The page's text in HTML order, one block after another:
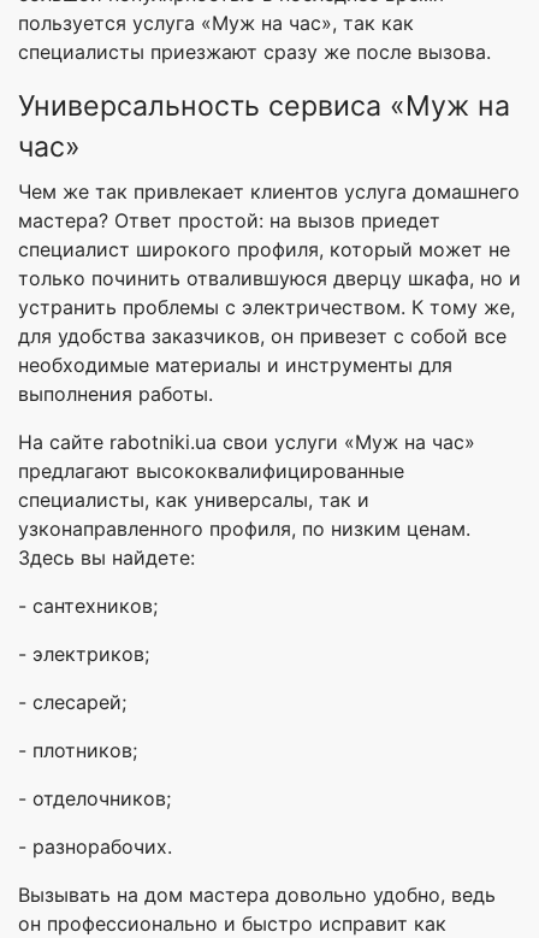
пользуется услуга «Муж на час», так как
специалисты приезжают сразу же после вызова.
Универсальность сервиса «Муж на
час»
Чем же так привлекает клиентов услуга домашнего
мастера? Ответ простой: на вызов приедет
специалист широкого профиля, который может не
только починить отвалившуюся дверцу шкафа, но и
устранить проблемы с электричеством. К тому же,
для удобства заказчиков, он привезет с собой все
необходимые материалы и инструменты для
выполнения работы.
На сайте rabotniki.ua свои услуги «Муж на час»
предлагают высококвалифицированные
специалисты, как универсалы, так и
узконаправленного профиля, по низким ценам.
Здесь вы найдете:
- сантехников;
- электриков;
- слесарей;
- плотников;
- отделочников;
- разнорабочих.
Вызывать на дом мастера довольно удобно, ведь
он профессионально и быстро исправит как